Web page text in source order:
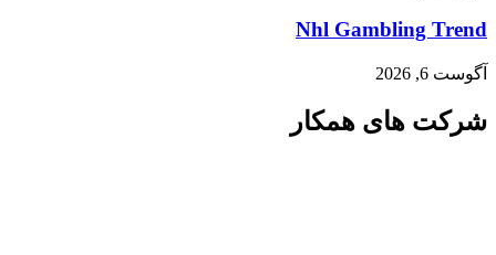
Nhl Gambling Trend
آگوست 6, 2026
شرکت های همکار